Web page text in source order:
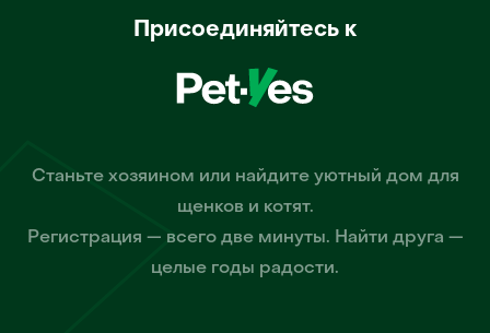
Присоединяйтесь к
Станьте хозяином или найдите уютный дом для
щенков и котят.
Регистрация — всего две минуты. Найти друга —
целые годы радости.